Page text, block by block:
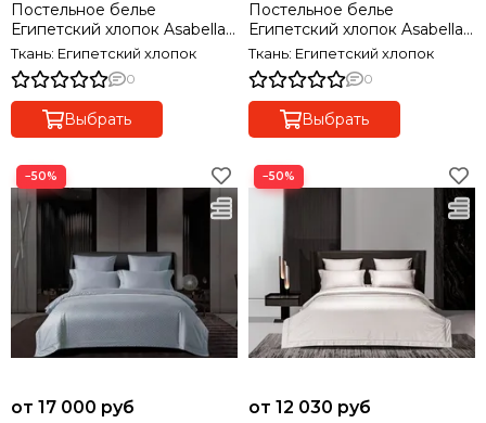
Постельное белье
Египетский хлопок Asabella
2217
Ткань: Египетский хлопок
0
Выбрать
Постельное белье
Египетский хлопок Asabella
2218
Ткань: Египетский хлопок
0
Выбрать
−50%
от 17 000 руб
−50%
от 12 030 руб